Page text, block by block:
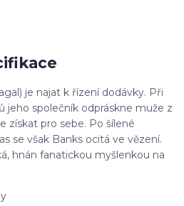
je najat k řízení dodávky. Při
jeho společník odpráskne muže z
získat pro sebe. Po šílené
se však Banks ocitá ve vězení.
hnán fanatickou myšlenkou na